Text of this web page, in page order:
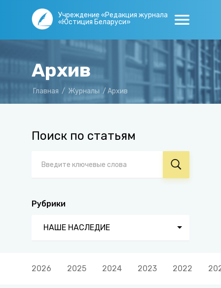
Учреждение «Редакция журнала
«Юстиция Беларуси»
Архив
Главная / Журналы / Архив
Поиск по статьям
Рубрики
НАШЕ НАСЛЕДИЕ
2026 2025 2024 2023 2022